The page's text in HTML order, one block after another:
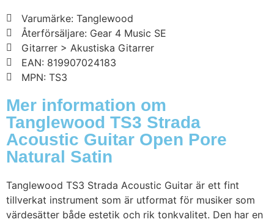
Varumärke: Tanglewood
Återförsäljare: Gear 4 Music SE
Gitarrer > Akustiska Gitarrer
EAN: 819907024183
MPN: TS3
Mer information om
Tanglewood TS3 Strada
Acoustic Guitar Open Pore
Natural Satin
Tanglewood TS3 Strada Acoustic Guitar är ett fint
tillverkat instrument som är utformat för musiker som
värdesätter både estetik och rik tonkvalitet. Den har en